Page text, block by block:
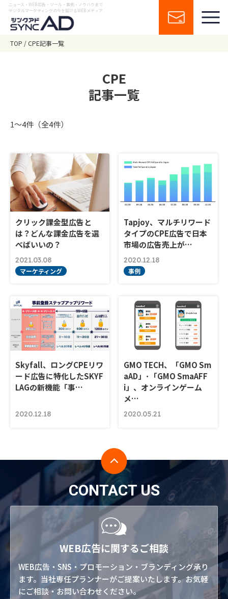
ニュース・WEB広告・ツール・事例・ノウハウまで
デジタルマーケティングの今を届けるWEBメディア
TOP CPE記事一覧
CPE
記事一覧
1〜4件（全4件）
クリック課金型広告と
は？どんな課金広告を選
べばいいの？
2021.03.08
マーケティング
Tapjoy、マルチリワード
タイプのCPE広告で日本
市場の広告売上が…
2020.12.18
事例
Skyfall、ロングCPEリワ
ード広告に特化したSKYF
LAGの新機能「事…
2020.12.18
GMO TECH、「GMO Sm
aAD」･「GMO SmaAFF
i」、オンラインゲーム
メ…
2020.05.21
CONTACT US
WEB広告に関するご相談
WEB広告・SNS・プロモーション・ブランディング承り
ます。当社専任プランナーがご提案いたします。お気軽
にご相談・お問い合わせください。